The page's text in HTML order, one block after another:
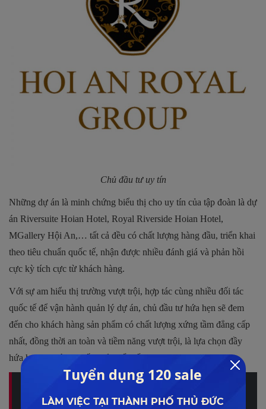
Chủ đầu tư uy tín
Những dự án là minh chứng biểu thị cho uy tín của tập đoàn là dự
án Riversuite Hoian Hotel, Royal Riverside Hoian Hotel,
MGallery Hội An,… tất cả đều có chất lượng hàng đầu, triển khai
theo tiêu chuẩn quốc tế, nhận được nhiều đánh giá và phản hồi
cực kỳ tích cực từ khách hàng.
Với sự am hiểu thị trường vượt trội, hợp tác cùng nhiều đối tác
quốc tế để vận hành quản lý dự án, chủ đầu tư hứa hẹn sẽ đem
đến cho khách hàng sản phẩm có chất lượng xứng tầm đẳng cấp
nhất, đồng thời an toàn và tiềm năng vượt trội, là lựa chọn đầy
hứa hẹn tại thành phố di sản nổi tiếng.
Mặt bằng và thiết kế dự án ra sao? Giá bán các sản phẩm
tại dự án mới nhất 2023 bao nhiêu? Thông tin chi tiết bởi